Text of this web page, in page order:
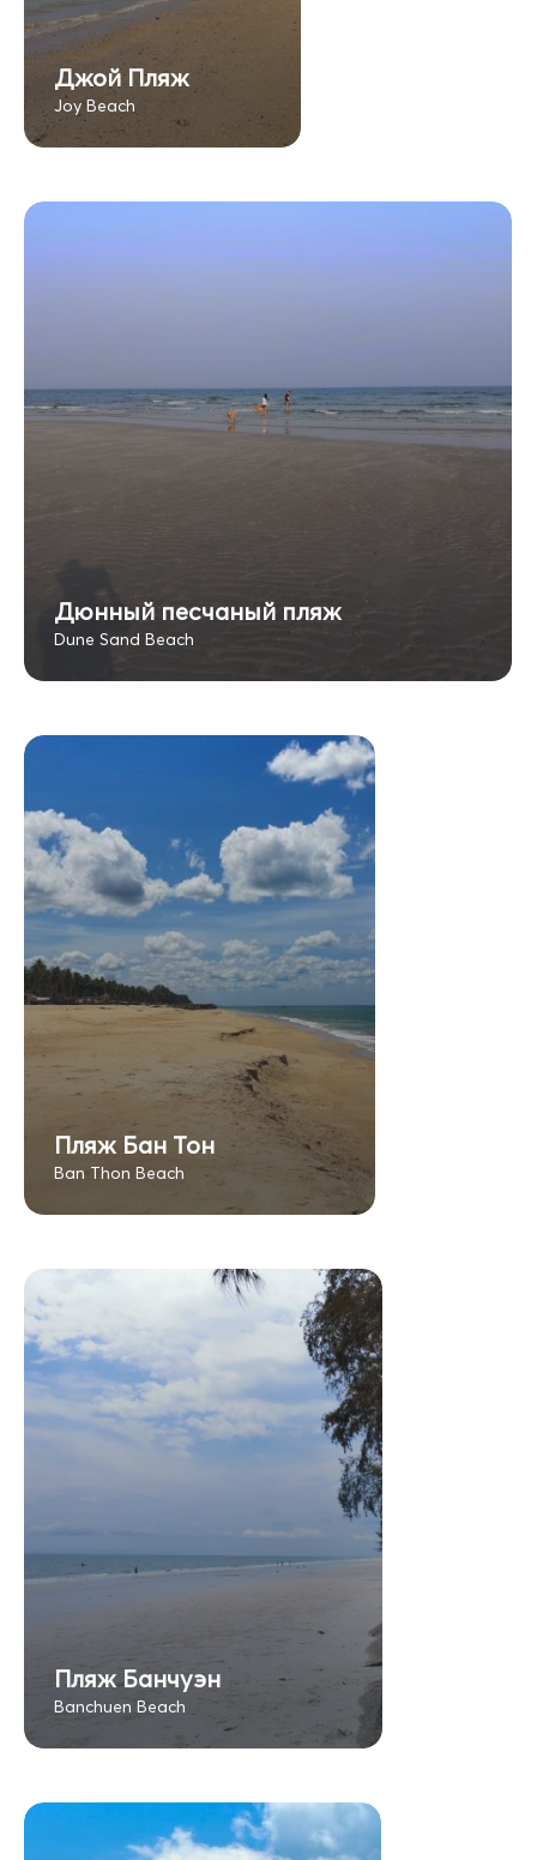
Джой Пляж
Joy Beach
Дюнный песчаный пляж
Dune Sand Beach
Пляж Бан Тон
Ban Thon Beach
Пляж Банчуэн
Banchuen Beach